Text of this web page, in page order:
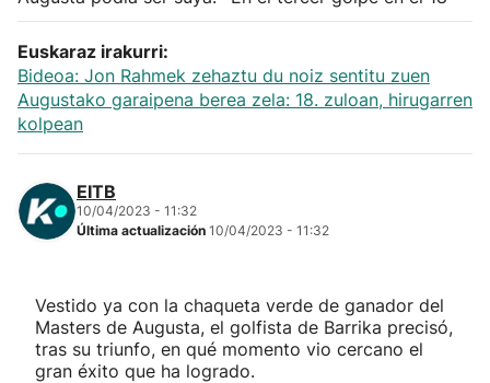
Más deportes
"Helmuga"
Euskaraz irakurri:
Bideoa: Jon Rahmek zehaztu du noiz sentitu zuen
Augustako garaipena berea zela: 18. zuloan, hirugarren
kolpean
EITB
10/04/2023 - 11:32
Última actualización 10/04/2023 - 11:32
Vestido ya con la chaqueta verde de ganador del
Masters de Augusta, el golfista de Barrika precisó,
tras su triunfo, en qué momento vio cercano el
gran éxito que ha logrado.